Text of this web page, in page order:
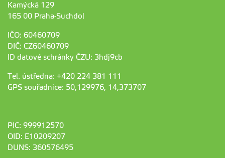
Kamýcká 129
165 00 Praha-Suchdol
IČO: 60460709
DIČ: CZ60460709
ID datové schránky ČZU: 3hdj9cb
Tel. ústředna: +420 224 381 111
GPS souřadnice: 50,129976, 14,373707
PIC: 999912570
OID: E10209207
DUNS: 360576495